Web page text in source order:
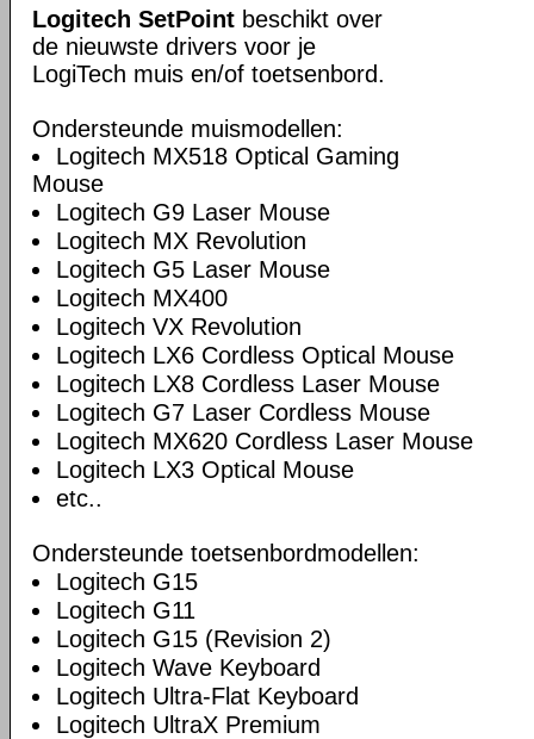
Logitech SetPoint beschikt over
de nieuwste drivers voor je
LogiTech muis en/of toetsenbord.
Ondersteunde muismodellen:
Logitech MX518 Optical Gaming
Mouse
Logitech G9 Laser Mouse
Logitech MX Revolution
Logitech G5 Laser Mouse
Logitech MX400
Logitech VX Revolution
Logitech LX6 Cordless Optical Mouse
Logitech LX8 Cordless Laser Mouse
Logitech G7 Laser Cordless Mouse
Logitech MX620 Cordless Laser Mouse
Logitech LX3 Optical Mouse
etc..
Ondersteunde toetsenbordmodellen:
Logitech G15
Logitech G11
Logitech G15 (Revision 2)
Logitech Wave Keyboard
Logitech Ultra-Flat Keyboard
Logitech UltraX Premium